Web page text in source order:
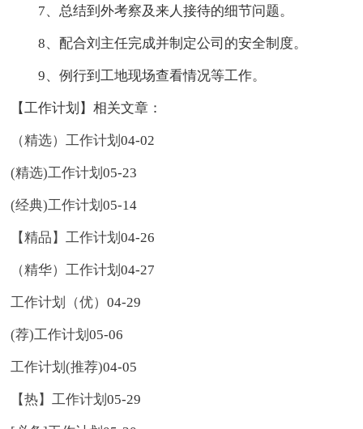
7、总结到外考察及来人接待的细节问题。
8、配合刘主任完成并制定公司的安全制度。
9、例行到工地现场查看情况等工作。
【工作计划】相关文章：
（精选）工作计划04-02
(精选)工作计划05-23
(经典)工作计划05-14
【精品】工作计划04-26
（精华）工作计划04-27
工作计划（优）04-29
(荐)工作计划05-06
工作计划(推荐)04-05
【热】工作计划05-29